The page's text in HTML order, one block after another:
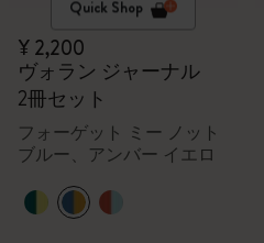
Quick Shop
¥ 2,200
ヴォラン ジャーナル
2冊セット
フォーゲット ミー ノット
ブルー、アンバー イエロ